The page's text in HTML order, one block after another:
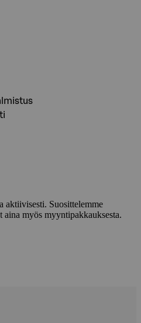
aktiivisesti. Suosittelemme
aina myös myyntipakkauksesta.